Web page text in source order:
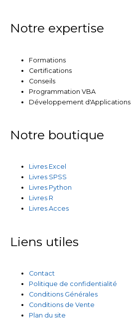
Notre expertise
Formations
Certifications
Conseils
Programmation VBA
Développement d'Applications
Notre boutique
Livres Excel
Livres SPSS
Livres Python
Livres R
Livres Acces
Liens utiles
Contact
Politique de confidentialité
Conditions Générales
Conditions de Vente
Plan du site